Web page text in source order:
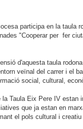
participa en la taula
"Cooperar per fer
d'aquesta taula
veïnal del carrer i el
social, cultural,
la Taula Eix Pere IV estan
que ja estan en
el pols cultural i